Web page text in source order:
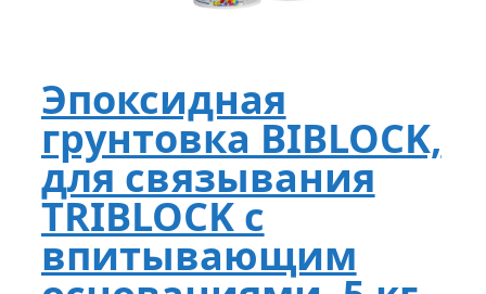
Эпоксидная
грунтовка BIBLOCK,
для связывания
TRIBLOCK с
впитывающим